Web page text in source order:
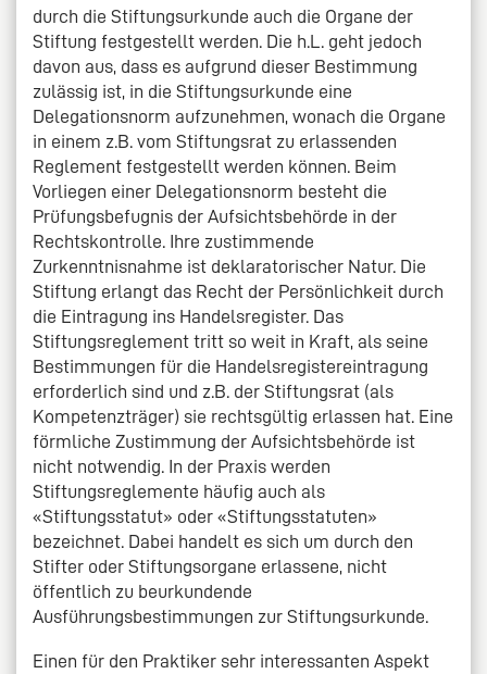
durch die Stiftungsurkunde auch die Organe der
Stiftung festgestellt werden. Die h.L. geht jedoch
davon aus, dass es aufgrund dieser Bestimmung
zulässig ist, in die Stiftungsurkunde eine
Delegationsnorm aufzunehmen, wonach die Organe
in einem z.B. vom Stiftungsrat zu erlassenden
Reglement festgestellt werden können. Beim
Vorliegen einer Delegationsnorm besteht die
Prüfungsbefugnis der Aufsichtsbehörde in der
Rechtskontrolle. Ihre zustimmende
Zurkenntnisnahme ist deklaratorischer Natur. Die
Stiftung erlangt das Recht der Persönlichkeit durch
die Eintragung ins Handelsregister. Das
Stiftungsreglement tritt so weit in Kraft, als seine
Bestimmungen für die Handelsregistereintragung
erforderlich sind und z.B. der Stiftungsrat (als
Kompetenzträger) sie rechtsgültig erlassen hat. Eine
förmliche Zustimmung der Aufsichtsbehörde ist
nicht notwendig. In der Praxis werden
Stiftungsreglemente häufig auch als
«Stiftungsstatut» oder «Stiftungsstatuten»
bezeichnet. Dabei handelt es sich um durch den
Stifter oder Stiftungsorgane erlassene, nicht
öffentlich zu beurkundende
Ausführungsbestimmungen zur Stiftungsurkunde.
Einen für den Praktiker sehr interessanten Aspekt